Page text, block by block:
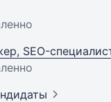
SEO-